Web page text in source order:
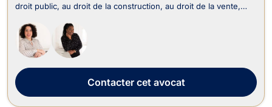
droit public, au droit de la construction, au droit de la vente,
droit de la famille dans le cadre des procédures de divorce, de
demande de...
Contactercet avocat